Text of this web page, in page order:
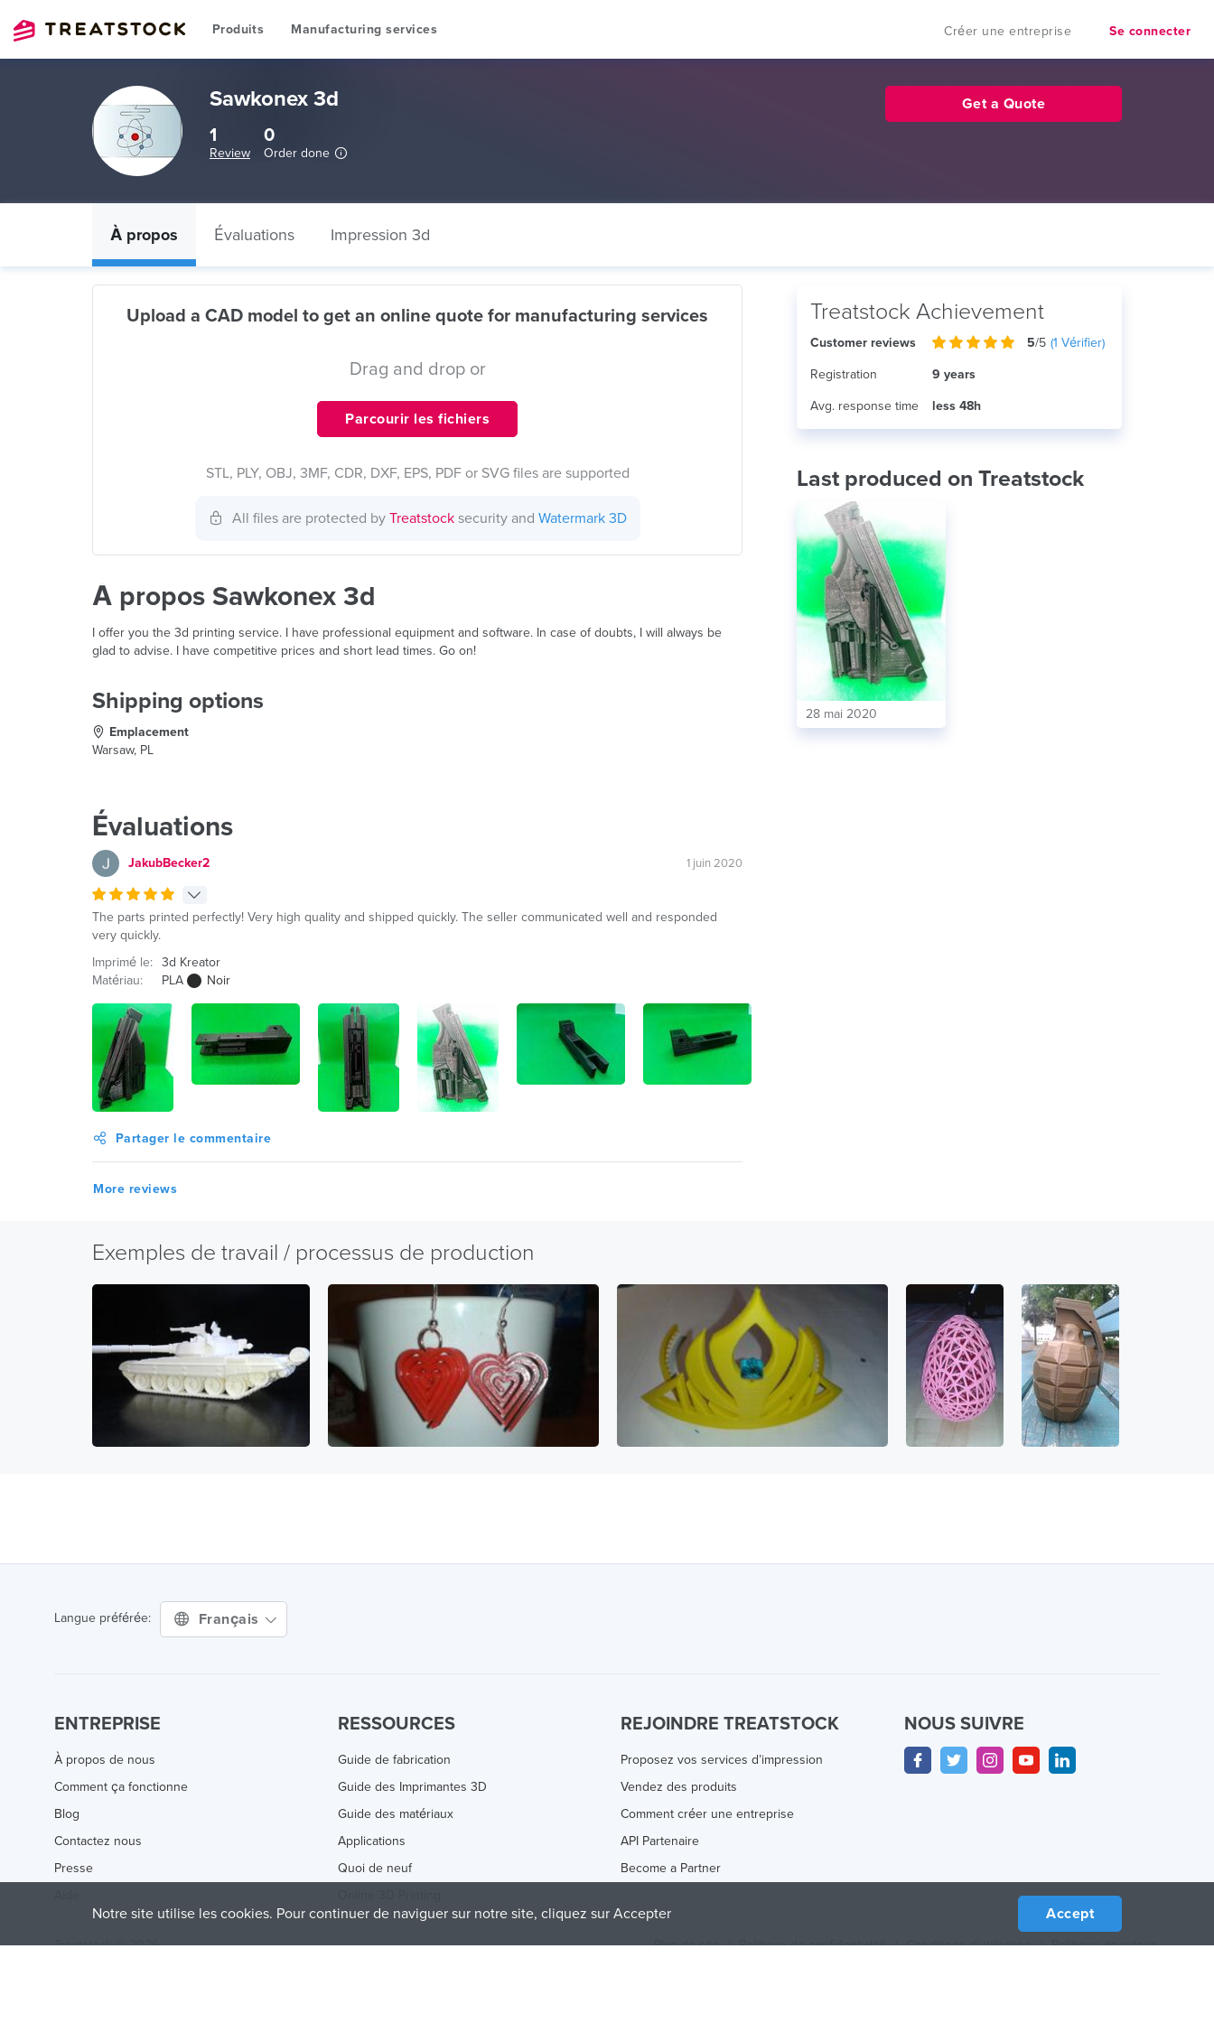
Produits Manufacturing services Créer une entreprise Se connecter
Sawkonex 3d
1
Review
0
Order done
Get a Quote
À propos Évaluations Impression 3d
Upload a CAD model to get an online quote for manufacturing services
Drag and drop or
Parcourir les fichiers
STL, PLY, OBJ, 3MF, CDR, DXF, EPS, PDF or SVG files are supported
All files are protected by Treatstocksecurity and Watermark 3D
À propos Sawkonex 3d
I offer you the 3d printing service. I have professional equipment and software. In case of doubts, I will always be
glad to advise. I have competitive prices and short lead times. Go on!
Shipping options
Emplacement
Warsaw, PL
Évaluations
JakubBecker2 1 juin 2020
The parts printed perfectly! Very high quality and shipped quickly. The seller communicated well and responded
very quickly.
Imprimé le: 3d Kreator
Matériau:
PLA Noir
Partager le commentaire
More reviews
Treatstock Achievement
Customer reviews 5/5 (1 Vérifier)
Registration 9 years
Avg. response time less 48h
Last produced on Treatstock
28 mai 2020
Exemples de travail / processus de production
Langue préférée: Français
ENTREPRISE
À propos de nous
Comment ça fonctionne
Blog
Contactez nous
Presse
RESSOURCES
Guide de fabrication
Guide des Imprimantes 3D
Guide des matériaux
Applications
Quoi de neuf
REJOINDRE TREATSTOCK
Proposez vos services d’impression
Vendez des produits
Comment créer une entreprise
API Partenaire
Become a Partner
NOUS SUIVRE
Treatstock © 2026 Plan de site / Politique de confidentialité / Conditions d'utilisation / Politique de retour
Notre site utilise les cookies. Pour continuer de naviguer sur notre site, cliquez sur Accepter Accept